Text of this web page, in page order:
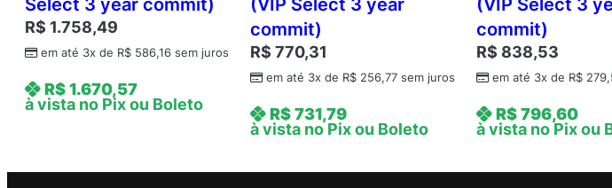
m
s
S
u
s
c
Select 3 year commit)
R$ 1.758,49
em até 3x de R$ 586,16 sem juros
R$1.670,57
à vista no Pix ou Boleto
(VIP Select 3 year
commit)
R$ 770,31
em até 3x de R$ 256,77 sem juros
R$731,79
à vista no Pix ou Boleto
(VIP Select 3
commit)
R$ 838,53
em até 3x de R$
R$796,60
à vista no Pix ou